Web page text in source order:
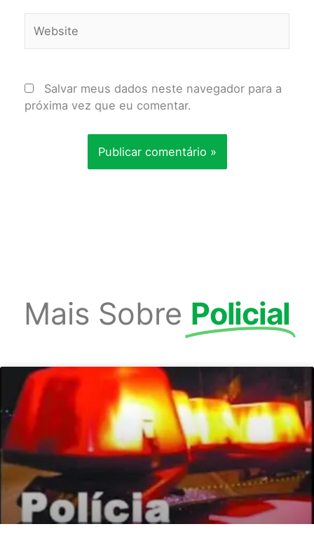
Salvar meus dados neste navegador para a
próxima vez que eu comentar.
Mais Sobre Policial